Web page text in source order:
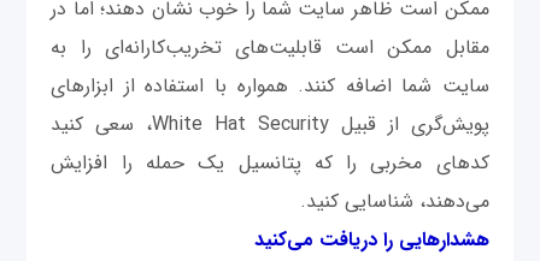
ممکن است ظاهر سایت شما را خوب نشان دهند؛ اما در
مقابل ممکن است قابلیت‌های تخریب‌کارانه‌ای را به
سایت شما اضافه کنند. همواره با استفاده از ابزارهای
پویش‌گری از قبیل White Hat Security، سعی کنید
کدهای مخربی را که پتانسیل یک حمله را افزایش
می‌دهند، شناسایی کنید.
هشدارهایی را دریافت می‌کنید